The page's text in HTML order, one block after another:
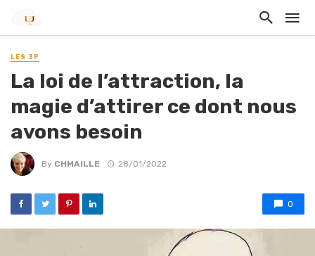
LES 3P
La loi de l’attraction, la
magie d’attirer ce dont nous
avons besoin
By CHMAILLE 28/01/2022
0